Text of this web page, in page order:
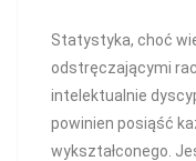
Statystyka, choć
odstręczającymi
intelektualnie
powinien posiąść
wykształconego.